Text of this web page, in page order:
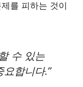
를 피하는 것이
수 있는
합니다.”